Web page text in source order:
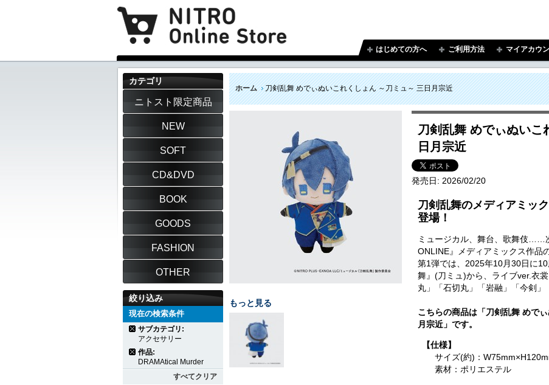
はじめての方へ ご利用方法 マイアカウ
ホーム 刀剣乱舞 めでぃぬいこれくしょん ～刀ミュ～ 三日月宗近
刀剣乱舞 めでぃぬいこ
日月宗近
発売日: 2026/02/20
刀剣乱舞のメディアミッ
登場！
ミュージカル、舞台、歌舞伎……
ONLINE』メディアミックス作品
第1弾では、2025年10月30日に
舞』(刀ミュ)から、ライブver.衣
丸」「石切丸」「岩融」「今剣」
こちらの商品は「刀剣乱舞 めで
月宗近」です。
【仕様】
サイズ(約)：
素材：ポリエステル
もっと見る
カテゴリ
ニトスト限定商品
NEW
SOFT
CD&DVD
BOOK
GOODS
FASHION
OTHER
絞り込み
現在の検索条件
サブカテゴリ:
アクセサリー
作品:
DRAMAtical Murder
すべてクリア